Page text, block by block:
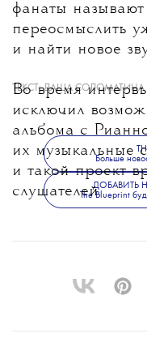
фанаты называют
переосмыслить
и найти новое
Во время
исключил
альбома с
их музыкальные
и такой проект
слушателей.
ТЕКСТ:ДАША СОЛОМАТИНА
Больше
ДОБАВИТЬ
The Blueprint